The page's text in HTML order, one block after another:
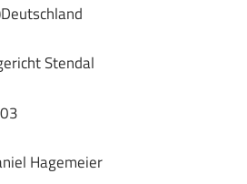
Stendal
Hagemeier